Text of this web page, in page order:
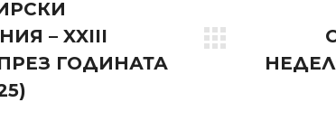
– XXIII
ГОДИНАТА
post: